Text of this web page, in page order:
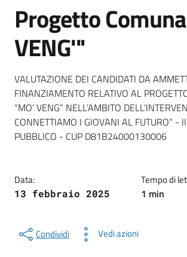
Progetto
VENG'"
Dettagli della notizia
VALUTAZIONE DEI CANDIDATI DA
FINANZIAMENTO RELATIVO AL
“MO’ VENG” NELL’AMBITO
CONNETTIAMO I GIOVANI AL FUTURO” -
PUBBLICO - CUP D81B24000130006
Data:
13 febbraio 2025
Tempo di
1 min
Condividi Vedi azioni